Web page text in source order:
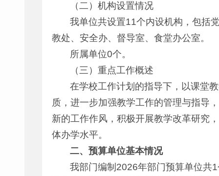
（二）机构设置情况
我单位共设置11个内设机构，包括
教处、安全办、督导室、食堂办公室。
所属单位0个。
（三）重点工作概述
在学校工作计划的指导下，以课堂
质，进一步加强教学工作的管理与指导
新的工作作风，积极开展教学改革研究
体办学水平。
二、预算单位基本情况
我部门编制2026年部门预算单位共